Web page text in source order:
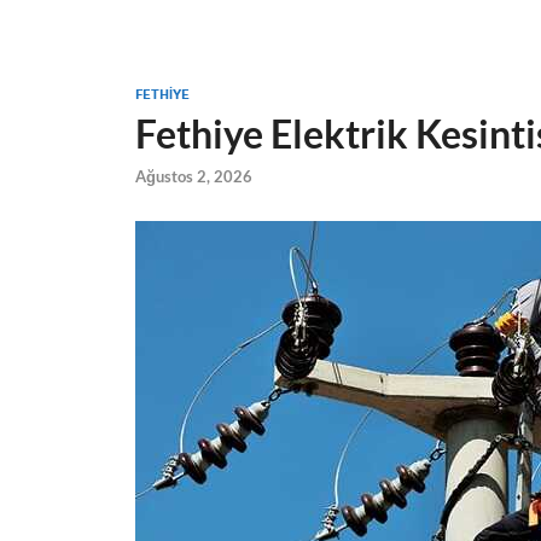
FETHIYE
Fethiye Elektrik
Ağustos 2, 2026